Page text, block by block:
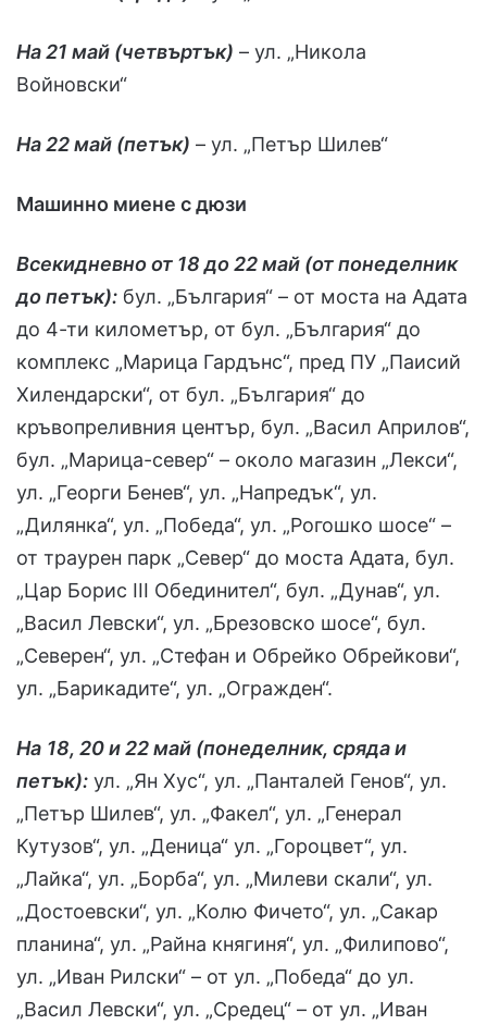
На 21 май (четвъртък) – ул. „Никола
Войновски“
На 22 май (петък) – ул. „Петър Шилев“
Машинно миене с дюзи
Всекидневно от 18 до 22 май (от понеделник
до петък): бул. „България“ – от моста на Адата
до 4-ти километър, от бул. „България“ до
комплекс „Марица Гардънс“, пред ПУ „Паисий
Хилендарски“, от бул. „България“ до
кръвопреливния център, бул. „Васил Априлов“,
бул. „Марица-север“ – около магазин „Лекси“,
ул. „Георги Бенев“, ул. „Напредък“, ул.
„Дилянка“, ул. „Победа“, ул. „Рогошко шосе“ –
от траурен парк „Север“ до моста Адата, бул.
„Цар Борис ІІІ Обединител“, бул. „Дунав“, ул.
„Васил Левски“, ул. „Брезовско шосе“, бул.
„Северен“, ул. „Стефан и Обрейко Обрейкови“,
ул. „Барикадите“, ул. „Огражден“.
На 18, 20 и 22 май (понеделник, сряда и
петък): ул. „Ян Хус“, ул. „Панталей Генов“, ул.
„Петър Шилев“, ул. „Факел“, ул. „Генерал
Кутузов“, ул. „Деница“ ул. „Гороцвет“, ул.
„Лайка“, ул. „Борба“, ул. „Милеви скали“, ул.
„Достоевски“, ул. „Колю Фичето“, ул. „Сакар
планина“, ул. „Райна княгиня“, ул. „Филипово“,
ул. „Иван Рилски“ – от ул. „Победа“ до ул.
„Васил Левски“, ул. „Средец“ – от ул. „Иван